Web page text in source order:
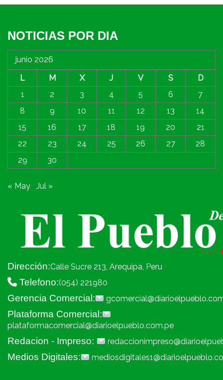
NOTICIAS POR DIA
junio 2026
L
M X J V S
D
1
2 3 4 5 6
7
8
9 10 11 12 13
14
15
16 17 18 19 20
21
22
23 24 25 26 27
28
29
30
« May Jul »
Dirección:Calle Sucre 213, Arequipa, Peru
Telefono:(054) 221980
Gerencia Comercial:
Plataforma Comercial:
plataformacomercial@diarioelpueblo.com.pe
Redacion - Impreso:
Medios Digitales: